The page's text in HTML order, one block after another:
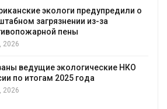
экологи предупредили о
загрязнении из-за
пены
2026
ведущие экологические НКО
по итогам 2025 года
2026